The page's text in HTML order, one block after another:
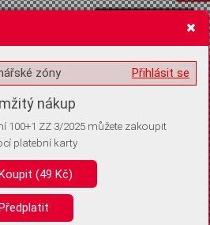
volitelných informací
nepotřebujeme ukládat žádné informace
vás ale požádali o souhlas s
Přihlásit se
zóny
nákup
100+1 ZZ 3/2025 můžete zakoupit
platební karty
(49 Kč)